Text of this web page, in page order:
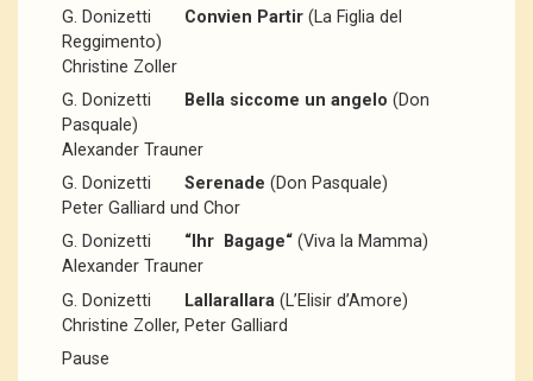
G. Donizetti Convien Partir(La Figlia del
Reggimento)
Christine Zoller
G. Donizetti
Bella siccome un angelo (Don
Pasquale)
Alexander Trauner
G. Donizetti Serenade (Don Pasquale)
Peter Galliard und Chor
G. Donizetti “Ihr Bagage“(Viva la Mamma)
Alexander Trauner
G. Donizetti
Lallarallara(L’Elisir d’Amore)
Christine Zoller, Peter Galliard
Pause